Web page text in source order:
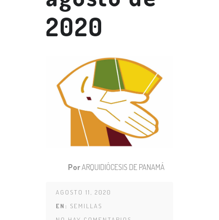
2020
PorARQUIDIÓCESIS DE PANAMÁ
AGOSTO 11, 2020
EN: SEMILLAS